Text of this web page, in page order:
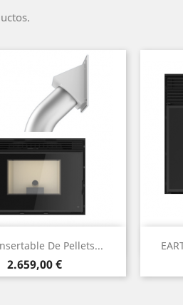
De Pellets...
Precio
2.659,00 €
Vista rápida